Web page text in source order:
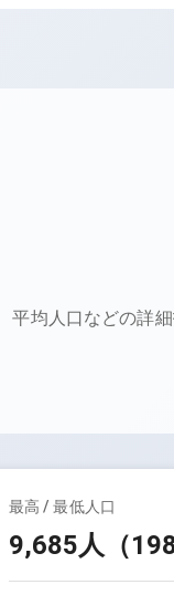
平均人口などの詳
最高 / 最低人口
9,685人（